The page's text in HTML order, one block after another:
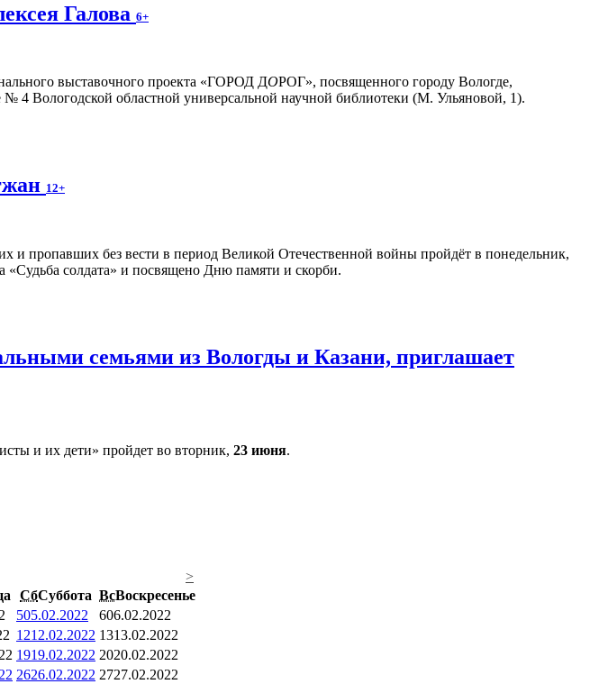
Галова 6+
выставочного проекта «ГОРОД ДОРОГ», посвященного городу Вологде,
№ 4 Вологодской областной универсальной научной библиотеки (М. Ульяновой, 1).
12+
пропавших без вести в период Великой Отечественной войны пройдёт в понедельник,
«Судьба солдата» и посвящено Дню памяти и скорби.
семьями из Вологды и Казани, приглашает
и их дети» пройдет во вторник, 23 июня.
>
СбСуббота ВсВоскресенье
505.02.2022 606.02.2022
1212.02.2022 1313.02.2022
1919.02.2022 2020.02.2022
2626.02.2022 2727.02.2022